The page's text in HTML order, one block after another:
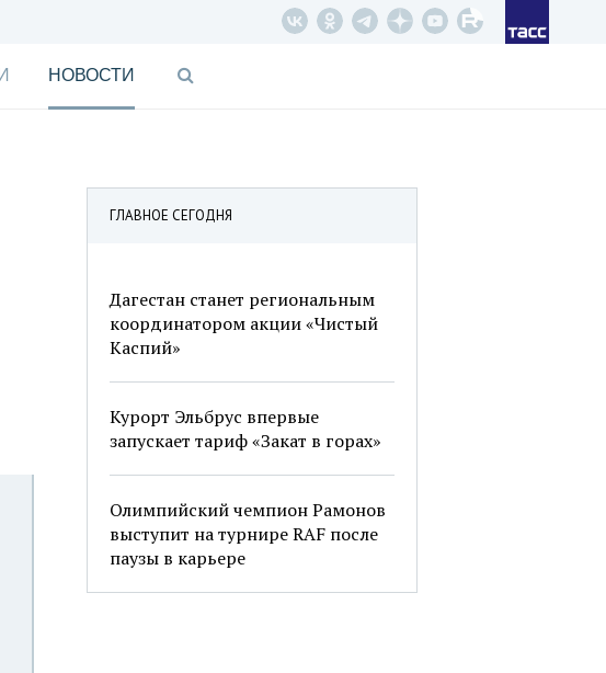
НОВОСТИ
ГЛАВНОЕ СЕГОДНЯ
Дагестан станет региональным
координатором акции «Чистый
Каспий»
Курорт Эльбрус впервые
запускает тариф «Закат в горах»
Олимпийский чемпион Рамонов
выступит на турнире RAF после
паузы в карьере